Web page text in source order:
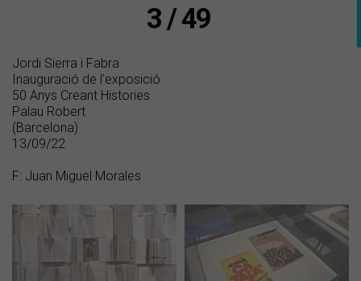
3 / 49
Jordi Sierra i Fabra
Inauguració de l'exposició
50 Anys Creant Histories
Palau Robert
(Barcelona)
13/09/22
F: Juan Miguel Morales